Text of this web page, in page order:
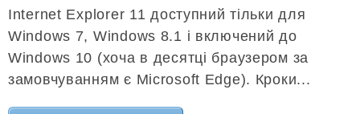
Internet Explorer 11 доступний тільки для
Windows 7, Windows 8.1 і включений до
Windows 10 (хоча в десятці браузером за
замовчуванням є Microsoft Edge). Кроки...